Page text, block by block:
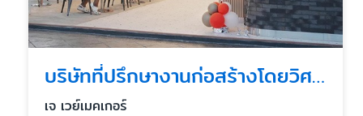
บริษัทที่ปรึกษางานก่อสร้างโดยวิศกรมืออาชีพ
เจ เวย์เมคเกอร์